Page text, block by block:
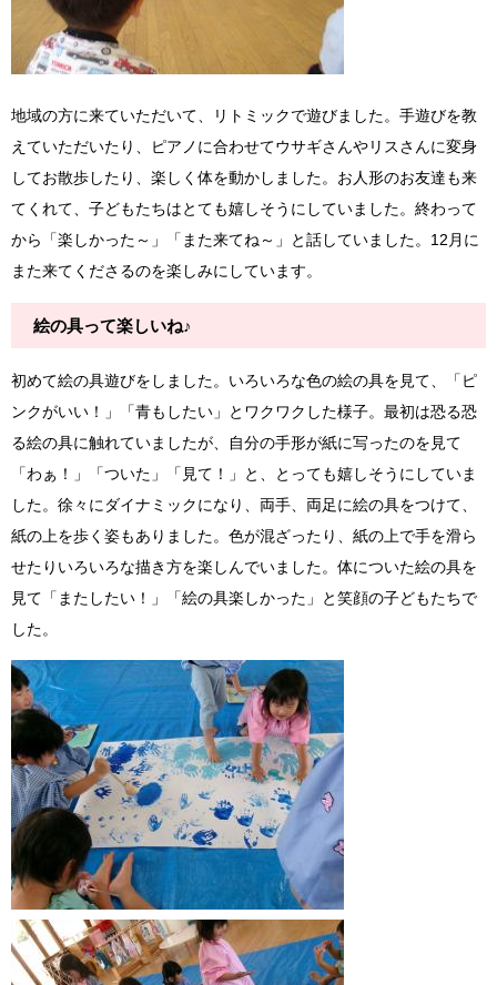
地域の方に来ていただいて、リトミックで遊びました。手遊びを教
えていただいたり、ピアノに合わせてウサギさんやリスさんに変身
してお散歩したり、楽しく体を動かしました。お人形のお友達も来
てくれて、子どもたちはとても嬉しそうにしていました。終わって
から「楽しかった～」「また来てね～」と話していました。12月に
また来てくださるのを楽しみにしています。
絵の具って楽しいね♪
初めて絵の具遊びをしました。いろいろな色の絵の具を見て、「ピ
ンクがいい！」「青もしたい」とワクワクした様子。最初は恐る恐
る絵の具に触れていましたが、自分の手形が紙に写ったのを見て
「わぁ！」「ついた」「見て！」と、とっても嬉しそうにしていま
した。徐々にダイナミックになり、両手、両足に絵の具をつけて、
紙の上を歩く姿もありました。色が混ざったり、紙の上で手を滑ら
せたりいろいろな描き方を楽しんでいました。体についた絵の具を
見て「またしたい！」「絵の具楽しかった」と笑顔の子どもたちで
した。